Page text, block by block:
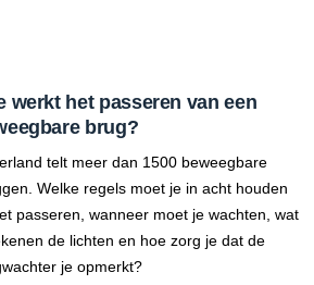
werkt het passeren van een
brug?
telt meer dan 1500 beweegbare
Welke regels moet je in acht houden
passeren, wanneer moet je wachten, wat
de lichten en hoe zorg je dat de
je opmerkt?